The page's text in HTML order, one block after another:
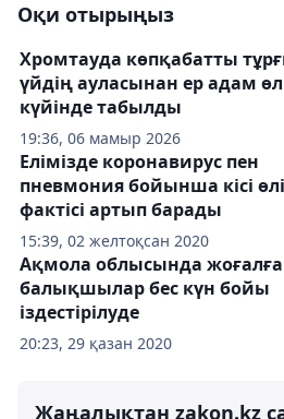
Оқи отырыңыз
19:36, 06 мамыр 2026
Хромтауда көпқабатты
үйдің ауласынан ер адам
күйінде табылды
15:39, 02 желтоқсан 2020
Елімізде коронавирус пен
пневмония бойынша кісі
фактісі артып барады
20:23, 29 қазан 2020
Ақмола облысында
балықшылар бес күн бойы
іздестірілуде
Жаңалықтан zakon.kz